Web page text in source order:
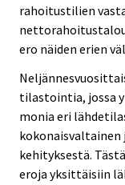
rahoitustilien
ero näiden erien
tilastointia, jossa
monia eri
kehityksestä.
eroja yksittäisiin